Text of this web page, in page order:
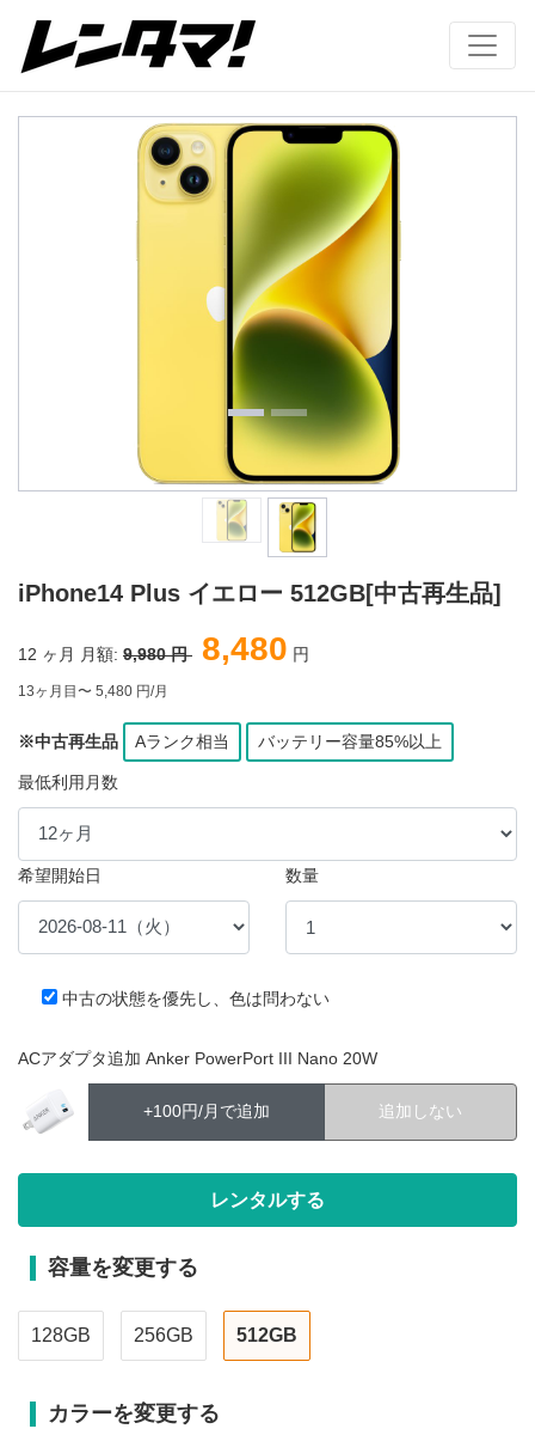
iPhone14 Plus イエロー 512GB[中古再生品]
12 ヶ月 月額: 9,980 円 8,480 円
13ヶ月目〜 5,480 円/月
※中古再生品 Aランク相当 バッテリー容量85%以上
最低利用月数
希望開始日 数量
中古の状態を優先し、色は問わない
ACアダプタ追加 Anker PowerPort III Nano 20W
+100円/月で追加 追加しない
容量を変更する
128GB 256GB 512GB
カラーを変更する